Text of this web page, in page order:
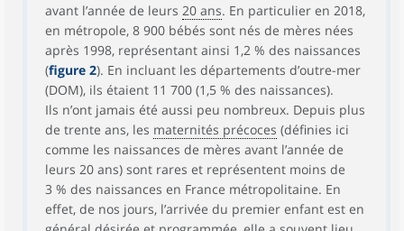
avant l’année de leurs 20 ans. En particulier en 2018,
en métropole, 8 900 bébés sont nés de mères nées
après 1998, représentant ainsi 1,2 % des naissances
(figure 2). En incluant les départements d’outre-mer
(DOM), ils étaient 11 700 (1,5 % des naissances).
Ils n’ont jamais été aussi peu nombreux. Depuis plus
de trente ans, les maternités précoces (définies ici
comme les naissances de mères avant l’année de
leurs 20 ans) sont rares et représentent moins de
3 % des naissances en France métropolitaine. En
effet, de nos jours, l’arrivée du premier enfant est en